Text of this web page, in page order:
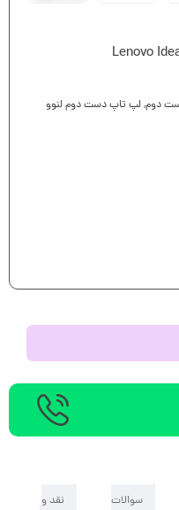
دوم,لپ تاپ دست دوم لنوو
سوالات
نقد و